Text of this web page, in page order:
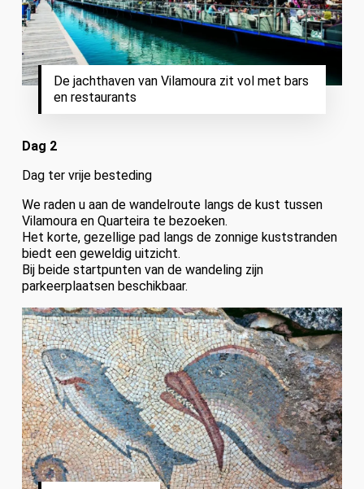
De jachthaven van Vilamoura zit vol met bars
en restaurants
Dag 2
Dag ter vrije besteding
We raden u aan de wandelroute langs de kust tussen
Vilamoura en Quarteira te bezoeken.
Het korte, gezellige pad langs de zonnige kuststranden
biedt een geweldig uitzicht.
Bij beide startpunten van de wandeling zijn
parkeerplaatsen beschikbaar.